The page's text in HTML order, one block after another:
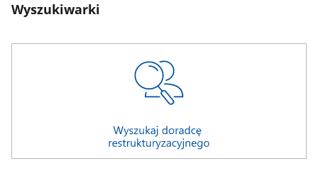
Wyszukiwarki